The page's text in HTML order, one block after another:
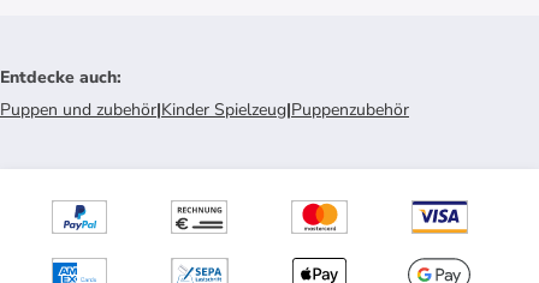
Entdecke auch:
Puppen und zubehör|Kinder Spielzeug|Puppenzubehör